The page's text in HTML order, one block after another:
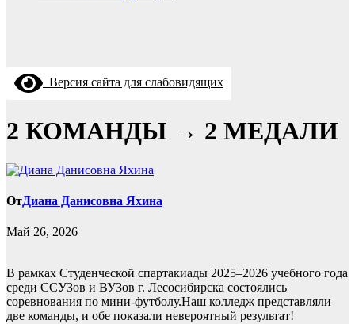
Версия сайта для слабовидящих
2 КОМАНДЫ → 2 МЕДАЛИ
ОтДиана Данисовна Яхина
Май 26, 2026
В рамках Студенческой спартакиады 2025–2026 учебного года
среди ССУЗов и ВУЗов г. Лесосибирска состоялись
соревнования по мини-футболу.Наш колледж представляли
две команды, и обе показали невероятный результат!